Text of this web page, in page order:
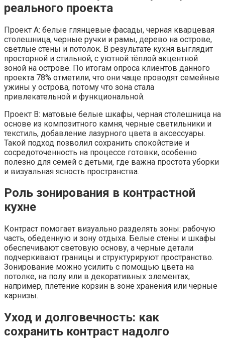
реального проекта
Проект A: белые глянцевые фасады, черная кварцевая
столешница, черные ручки и рамы, дерево на острове,
светлые стены и потолок. В результате кухня выглядит
просторной и стильной, с уютной тёплой акцентной
зоной на острове. По итогам опроса клиентов данного
проекта 78% отметили, что они чаще проводят семейные
ужины у острова, потому что зона стала
привлекательной и функциональной.
Проект B: матовые белые шкафы, черная столешница на
основе из композитного камня, черные светильники и
текстиль, добавление лазурного цвета в аксессуары.
Такой подход позволил сохранить спокойствие и
сосредоточенность на процессе готовки, особенно
полезно для семей с детьми, где важна простота уборки
и визуальная ясность пространства.
Роль зонирования в контрастной
кухне
Контраст помогает визуально разделять зоны: рабочую
часть, обеденную и зону отдыха. Белые стены и шкафы
обеспечивают световую основу, а черные детали
подчеркивают границы и структурируют пространство.
Зонирование можно усилить с помощью цвета на
потолке, на полу или в декоративных элементах,
например, плетение корзин в зоне хранения или черные
карнизы.
Уход и долговечность: как
сохранить контраст надолго